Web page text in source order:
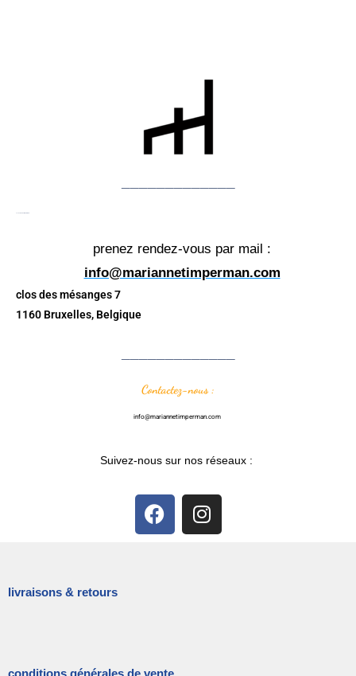
prenez rendez-vous par mail :
info@mariannetimperman.com
clos des mésanges 7
1160 Bruxelles, Belgique
Contactez-nous :
info@mariannetimperman.com
Suivez-nous sur nos réseaux :
livraisons & retours
conditions générales de vente